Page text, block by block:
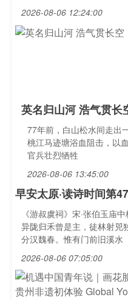
2026-08-06 12:24:00
英名归山河 浩气贯长
77年前，白山松水间走出
桃江马迹塘浴血阻击，以
官兵壮烈牺牲
2026-08-06 13:45:00
早安太原·读诗时间第
《游叔虞祠》宋·张伯玉庙
异陇归禾曾是主，徒林射兕
分汉魏春。惟有门前旧溪水
2026-08-06 07:05:00